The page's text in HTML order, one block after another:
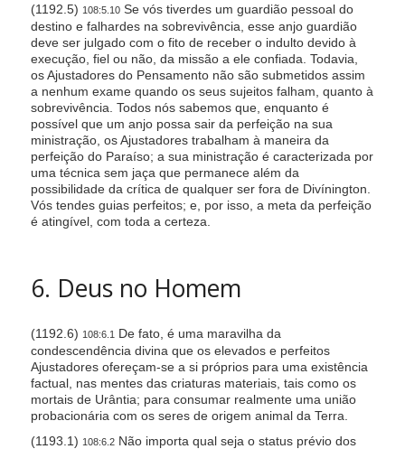
l
i
t
y
(1192.5) 108:5.10Se vós tiverdes um guardião pessoal do
destino e falhardes na sobrevivência, esse anjo guardião
deve ser julgado com o fito de receber o indulto devido à
execução, fiel ou não, da missão a ele confiada. Todavia,
os Ajustadores do Pensamento não são submetidos assim
a nenhum exame quando os seus sujeitos falham, quanto à
sobrevivência. Todos nós sabemos que, enquanto é
possível que um anjo possa sair da perfeição na sua
ministração, os Ajustadores trabalham à maneira da
perfeição do Paraíso; a sua ministração é caracterizada por
uma técnica sem jaça que permanece além da
possibilidade da crítica de qualquer ser fora de Divínington.
Vós tendes guias perfeitos; e, por isso, a meta da perfeição
é atingível, com toda a certeza.
6. Deus no Homem
(1192.6) 108:6.1 De fato, é uma maravilha da
condescendência divina que os elevados e perfeitos
Ajustadores ofereçam-se a si próprios para uma existência
factual, nas mentes das criaturas materiais, tais como os
mortais de Urântia; para consumar realmente uma união
probacionária com os seres de origem animal da Terra.
(1193.1) 108:6.2Não importa qual seja o status prévio dos